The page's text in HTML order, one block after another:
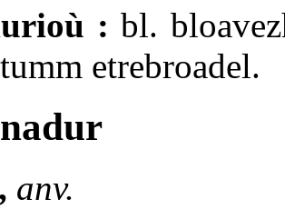
: bl.
etrebroadel.
anv.